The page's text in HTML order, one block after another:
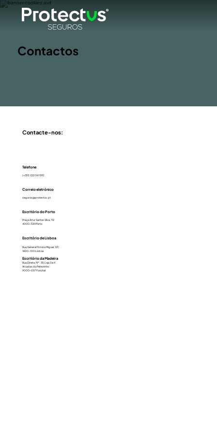
Contactos
Contacte-nos:
Telefone
(+351) 222 061 592
Correio eletrónico
seguros@protectus.pt
Escritório do Porto
Praça Artur Santos Silva, 112
4000-534 Porto
Escritório de Lisboa
Rua General Firmino Miguel, 12C
1600-100 Lisboa
Escritório da Madeira
Rua Direita, Nº. 35, Loja 3 e 4
Arcadas do Pelourinho
9000-057 Funchal